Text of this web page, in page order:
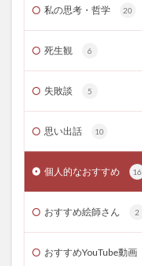
私の思考・哲学 20
死生観 6
失敗談 5
思い出話 10
個人的なおすすめ 16
おすすめ絵師さん 2
おすすめYouTube動画